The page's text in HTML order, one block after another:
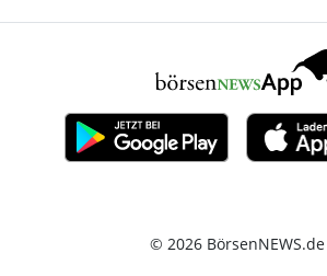
© 2026 BörsenNEWS.de